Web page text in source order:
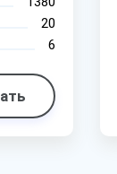
20
6